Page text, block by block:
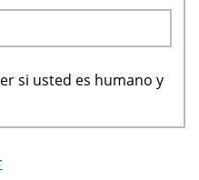
si usted es humano y